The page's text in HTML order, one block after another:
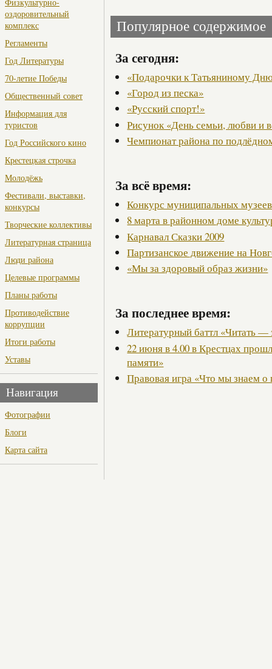
Физкультурно-
оздоровительный
комплекс
Регламенты
Год Литературы
70-летие Победы
Общественный совет
Информация для
туристов
Год Российского кино
Крестецкая строчка
Молодёжь
Фестивали, выставки,
конкурсы
Творческие коллективы
Литературная страница
Люди района
Целевые программы
Планы работы
Противодействие
коррупции
Итоги работы
Уставы
Навигация
Фотографии
Блоги
Карта сайта
Популярное содержимое
За сегодня:
«Подарочки к Татьяниному
«Город из песка»
«Русский спорт!»
Рисунок «День семьи, любви и
Чемпионат района по
За всё время:
Конкурс муниципальных музеев
8 марта в районном доме
Карнавал Сказки 2009
Партизанское движение на
«Мы за здоровый образ жизни»
За последнее время:
Литературный баттл «Читать
22 июня в 4.00 в Крестцах
памяти»
Правовая игра «Что мы знаем о